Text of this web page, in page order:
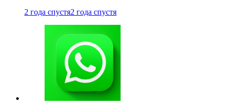
2 года спустя2 года спустя